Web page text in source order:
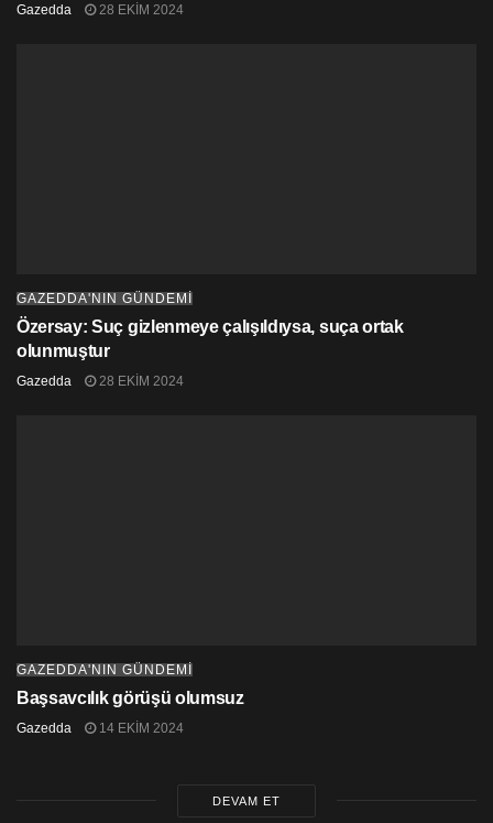
Gazedda 28 EKIM 2024
GAZEDDA'NIN GÜNDEMİ
Özersay: Suç gizlenmeye çalışıldıysa, suça ortak
olunmuştur
Gazedda 28 EKIM 2024
GAZEDDA'NIN GÜNDEMİ
Başsavcılık görüşü olumsuz
Gazedda 14 EKIM 2024
DEVAM ET